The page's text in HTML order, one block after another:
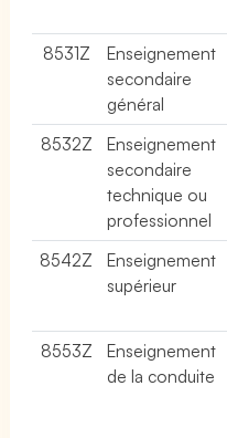
8531Z
Enseignement
secondaire
général
8532Z
Enseignement
secondaire
technique ou
professionnel
8542Z
Enseignement
supérieur
8553Z
Enseignement
de la conduite